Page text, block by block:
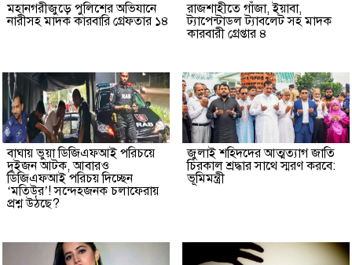
মহানগরীজুড়ে পুলিশের অভিযানে
নারীসহ মাদক কারবারি গ্রেফতার ১৪
রাজশাহীতে গাঁজা, ইয়াবা,
ট্যাপেন্টাডল ট্যাবলেট সহ মাদক
কারবারী গ্রেপ্তার ৪
বাঘায় ভুয়া ডিজিএফআই পরিচয়ে
দুইজন আটক, আবারও
ডিজিএফআই পরিচয় দিচ্ছেন
‘মতিউর’! সন্দেহজনক চলাফেরায়
প্রশ্ন উঠছে?
জুলাই শহিদদের আত্মত্যাগ জাতি
চিরকাল শ্রদ্ধার সাথে স্মরণ করবে:
ভূমিমন্ত্রী